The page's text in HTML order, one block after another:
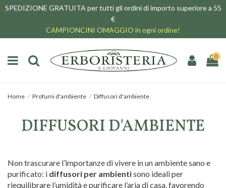
SPEDIZIONE GRATUITA per tutti gli ordini di importo superiore a 55
€
CAMPIONCINI OMAGGIO in ogni ordine!
0
Home Profumi d'ambiente Diffusori d'ambiente
DIFFUSORI D'AMBIENTE
Non trascurare l’importanze di vivere in un ambiente sano e
purificato: i diffusori per ambientisono ideali per
riequilibrare l’umidità e purificare l’aria di casa, favorendo